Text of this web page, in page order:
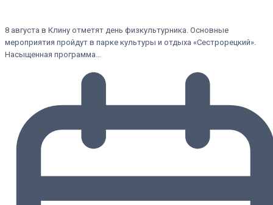
8 августа в Клину отметят день физкультурника. Основные
мероприятия пройдут в парке культуры и отдыха «Сестрорецкий».
Насыщенная программа…